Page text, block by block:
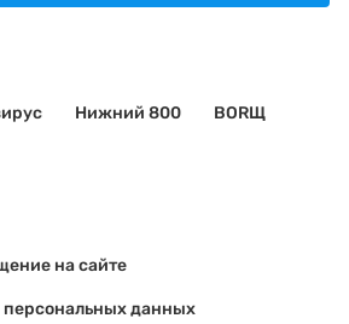
Нижний 800 BORЩ
на сайте
персональных данных